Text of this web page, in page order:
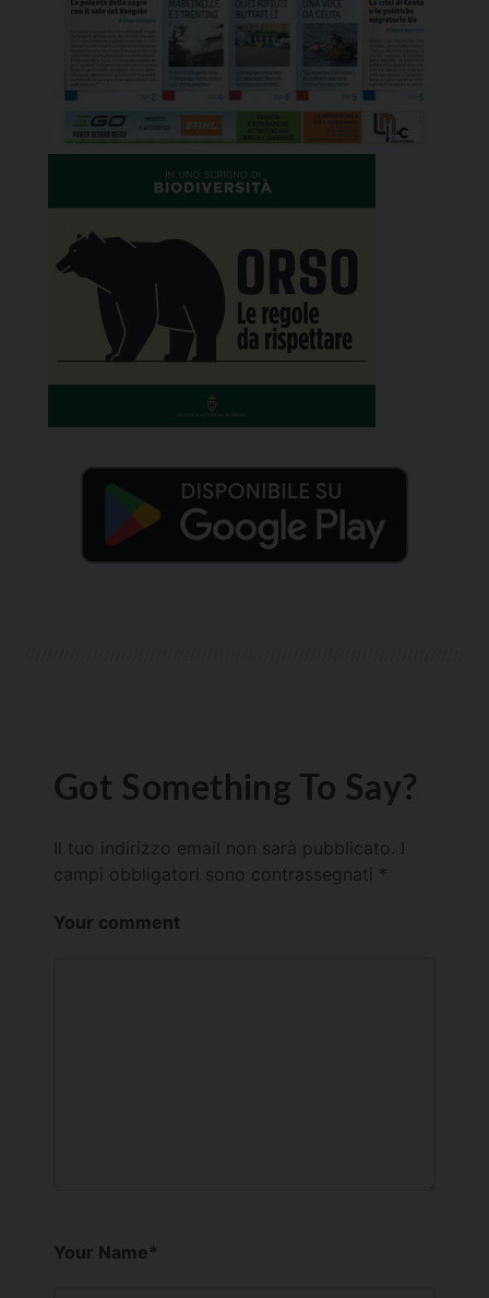
Got Something To Say?
Il tuo indirizzo email non sarà pubblicato.
campi obbligatori sono contrassegnati *
Your comment
Your Name*